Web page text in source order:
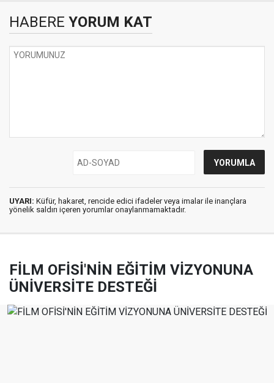
HABERE YORUM KAT
UYARI: Küfür, hakaret, rencide edici ifadeler veya imalar ile inançlara
yönelik saldırı içeren yorumlar onaylanmamaktadır.
FİLM OFİSİ'NİN EĞİTİM VİZYONUNA
ÜNİVERSİTE DESTEĞİ